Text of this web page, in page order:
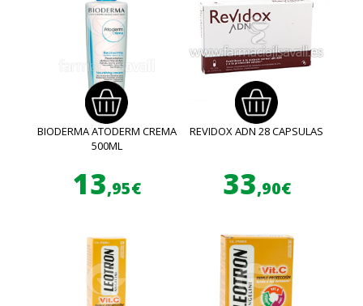
BIODERMA ATODERM CREMA
500ML
13,95€
REVIDOX ADN 28 CAPSULAS
33,90€